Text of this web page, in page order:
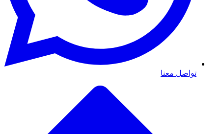
تواصل معنا